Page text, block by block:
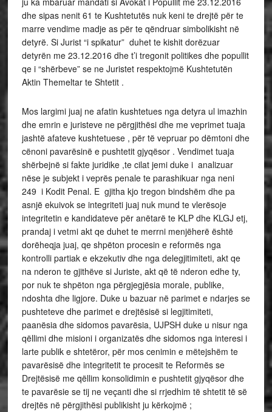
dhe sipas nenit 61 te Kushtetutës nuk keni te drejtë për te
marre vendime madje as për te qëndruar simbolikisht në
detyrë. Si Jurist “i spikatur” duhet te kishit dorëzuar
detyrën me 23.12.2016 dhe t’i tregonit politikes dhe popullit
qe i “shërbeve” se ne Juristet respektojmë Kushtetutën
Aktin Themeltar te Shtetit .
Mos largimi juaj ne afatin kushtetues nga detyra ul imazhin
dhe emrin e juristeve ne përgjithësi dhe me veprimet tuaja
jashtë afateve kushtetuese , për të vepruar po dëmtoni dhe
cënoni pavarësinë e pushtetit gjyqësor . Vendimet tuaja
shërbejnë si fakte juridike ,te cilat jemi duke i analizuar
nëse je subjekt i veprës penale te parashikuar nga neni
249 i Kodit Penal. E gjitha kjo tregon bindshëm dhe pa
asnjë ekuivok se integriteti juaj nuk mund te vlerësoje
integritetin e kandidateve për anëtarë te KLP dhe KLGJ etj,
prandaj i vetmi akt qe duhet te merrni menjëherë është
dorëheqja juaj, qe shpëton procesin e reformës nga
kontrolli partiak e ekzekutiv dhe nga delegjitimiteti, akt qe
na nderon te gjithëve si Juriste, akt që të nderon edhe ty,
por nuk te shpëton nga përgjegjësia morale, publike,
ndoshta dhe ligjore. Duke u bazuar në parimet e ndarjes se
pushteteve dhe parimet e drejtësisë si legjitimiteti,
paanësia dhe sidomos pavarësia, UJPSH duke u nisur nga
qëllimi dhe misioni i organizatës dhe sidomos nga interesi i
larte publik e shtetëror, për mos cenimin e mëtejshëm te
pavarësisë dhe integritetit te procesit te Reformës se
Drejtësisë me qëllim konsolidimin e pushtetit gjyqësor dhe
te pavarësie se tij ne veçanti dhe si rrjedhim të shtetit të së
drejtës në përgjithësi publikisht ju kërkojmë ;